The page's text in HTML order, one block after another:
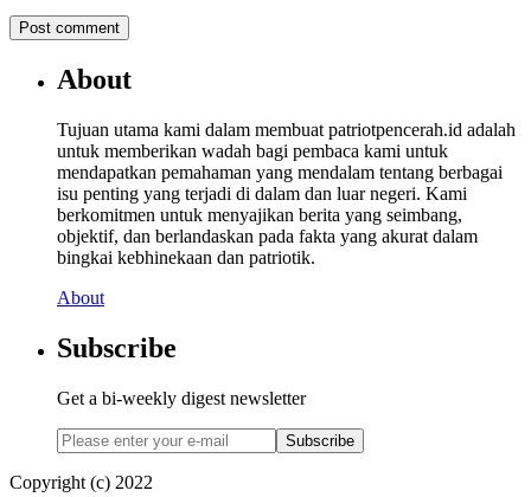
About
Tujuan utama kami dalam membuat patriotpencerah.id adalah
untuk memberikan wadah bagi pembaca kami untuk
mendapatkan pemahaman yang mendalam tentang berbagai
isu penting yang terjadi di dalam dan luar negeri. Kami
berkomitmen untuk menyajikan berita yang seimbang,
objektif, dan berlandaskan pada fakta yang akurat dalam
bingkai kebhinekaan dan patriotik.
About
Subscribe
Get a bi-weekly digest newsletter
Subscribe
Copyright (c) 2022